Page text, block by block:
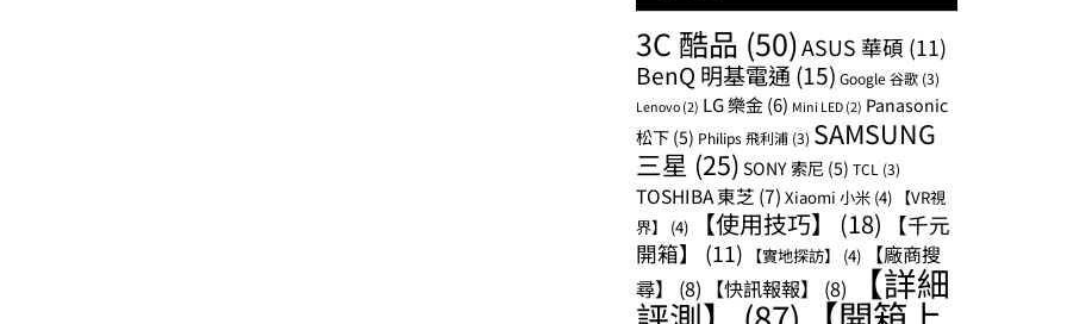
3C 酷品 (50)ASUS 華碩 (11)
BenQ 明基電通 (15) Google 谷歌 (3)
Lenovo (2) LG 樂金(6) Mini LED (2) Panasonic
松下 (5) Philips 飛利浦 (3) SAMSUNG
三星 (25) SONY 索尼 (5) TCL (3)
TOSHIBA 東芝 (7) Xiaomi 小米 (4) 【VR視
界】
(4) 【使用技巧】 (18)
【千元
開箱】
(11) 【實地探訪】 (4)
【廠商搜
尋】
(8) 【快訊報報】 (8) 【詳細